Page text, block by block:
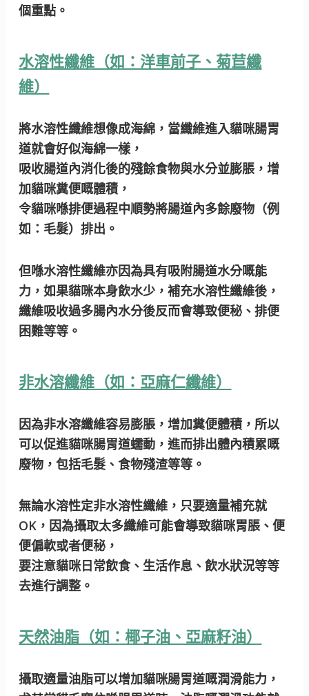
個重點。
水溶性纖維（如：洋車前子、菊苣纖
維）
將水溶性纖維想像成海綿，當纖維進入貓咪腸胃
道就會好似海綿一樣，
吸收腸道內消化後的殘餘食物與水分並膨脹，增
加貓咪糞便嘅體積，
令貓咪喺排便過程中順勢將腸道內多餘廢物（例
如：毛髮）排出。
但喺水溶性纖維亦因為具有吸附腸道水分嘅能
力，如果貓咪本身飲水少，補充水溶性纖維後，
纖維吸收過多腸內水分後反而會導致便秘、排便
困難等等。
非水溶纖維（如：亞麻仁纖維）
因為非水溶纖維容易膨脹，增加糞便體積，所以
可以促進貓咪腸胃道蠕動，進而排出體內積累嘅
廢物，包括毛髮、食物殘渣等等。
無論水溶性定非水溶性纖維，只要適量補充就
OK，因為攝取太多纖維可能會導致貓咪胃脹、便
便偏軟或者便秘，
要注意貓咪日常飲食、生活作息、飲水狀況等等
去進行調整。
天然油脂（如：椰子油、亞麻籽油）
攝取適量油脂可以增加貓咪腸胃道嘅潤滑能力，